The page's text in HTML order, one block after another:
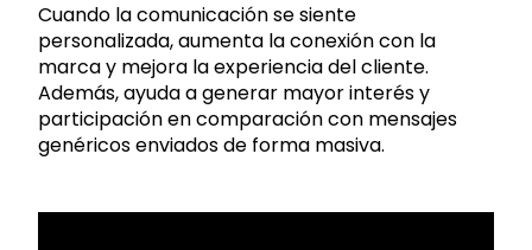
Cuando la comunicación se siente
personalizada, aumenta la conexión con la
marca y mejora la experiencia del cliente.
Además, ayuda a generar mayor interés y
participación en comparación con mensajes
genéricos enviados de forma masiva.